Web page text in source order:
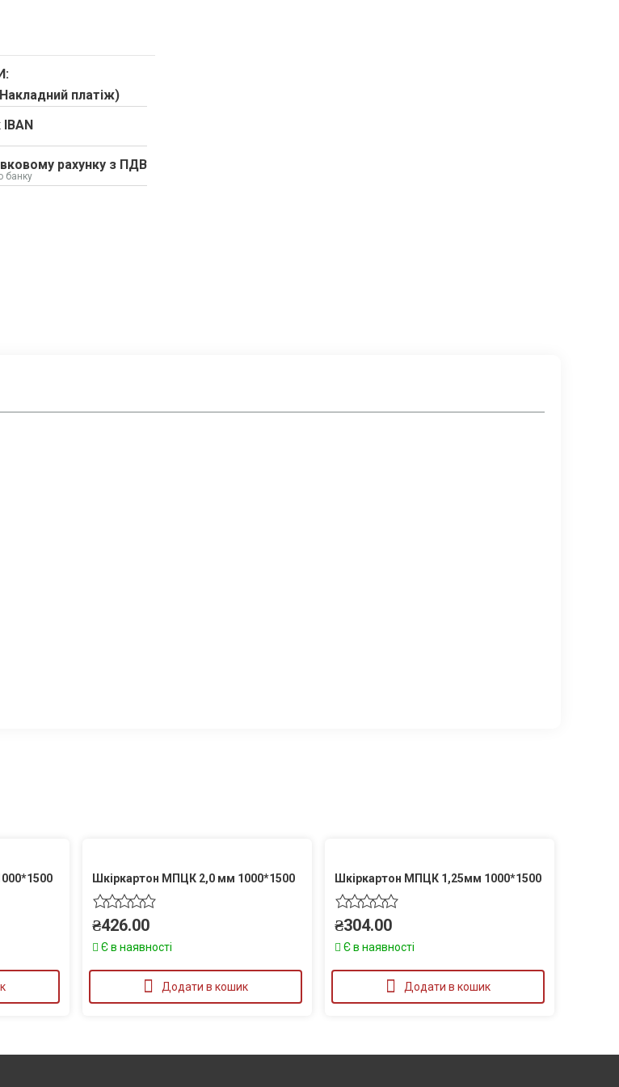
платіж)
рахунку з ПДВ
банку
Шкіркартон МПЦК 2,0 мм 1000*1500
₴426.00
Є в наявності
Додати в кошик
Шкіркартон МПЦК 1,25мм 1000*1500
₴304.00
Є в наявності
Додати в кошик